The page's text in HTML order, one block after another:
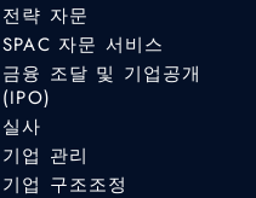
전략 자문
SPAC 자문 서비스
금융 조달 및 기업공개
(IPO)
실사
기업 관리
기업 구조조정